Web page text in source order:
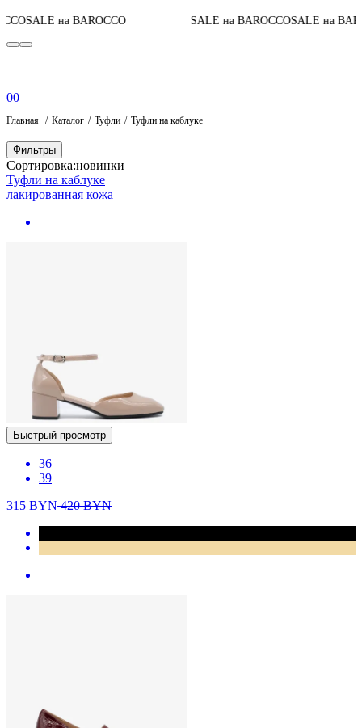
SALE на BAROCCO SALE на BAROCCOSALE на
00
Главная Каталог Туфли Туфли на каблуке
Фильтры
Сортировка:новинки
Туфли на каблуке
лакированная кожа
Быстрый просмотр
36
39
315 BYN420BYN